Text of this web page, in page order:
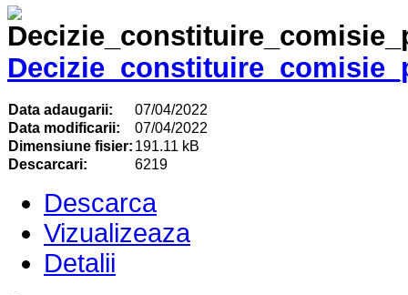
Data adaugarii:
07/04/2022
Data modificarii:
07/04/2022
Dimensiune fisier: 191.11 kB
Descarcari:
6219
Descarca
Vizualizeaza
Detalii